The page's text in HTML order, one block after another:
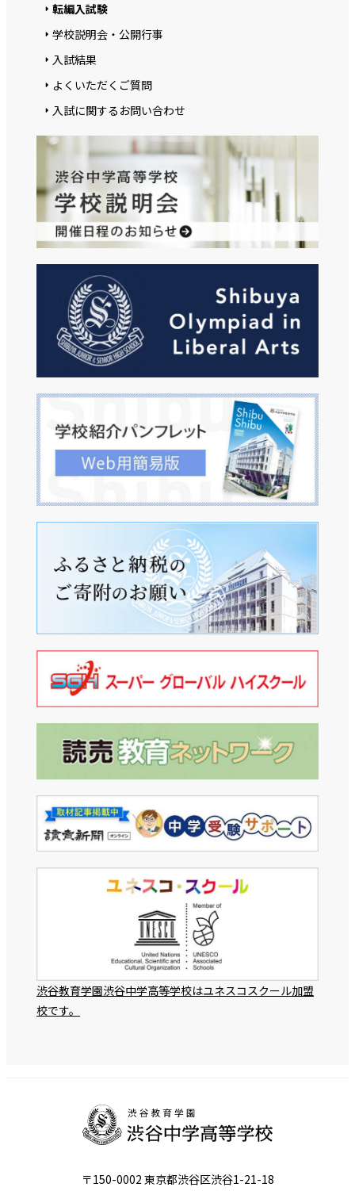
転編入試験
学校説明会・公開行事
入試結果
よくいただくご質問
入試に関するお問い合わせ
渋谷教育学園渋谷中学高等学校はユネスコスクール加盟
校です。
〒150-0002 東京都渋谷区渋谷1-21-18